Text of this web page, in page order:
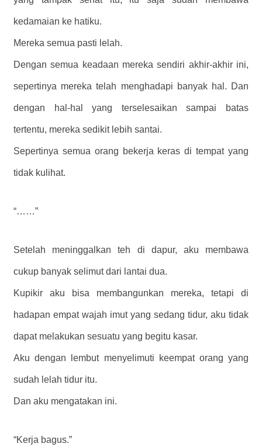
kedamaian ke hatiku.
Mereka semua pasti lelah.
Dengan semua keadaan mereka sendiri akhir-akhir ini,
sepertinya mereka telah menghadapi banyak hal. Dan
dengan hal-hal yang terselesaikan sampai batas
tertentu, mereka sedikit lebih santai.
Sepertinya semua orang bekerja keras di tempat yang
tidak kulihat.
“……”
Setelah meninggalkan teh di dapur, aku membawa
cukup banyak selimut dari lantai dua.
Kupikir aku bisa membangunkan mereka, tetapi di
hadapan empat wajah imut yang sedang tidur, aku tidak
dapat melakukan sesuatu yang begitu kasar.
Aku dengan lembut menyelimuti keempat orang yang
sudah lelah tidur itu.
Dan aku mengatakan ini.
“Kerja bagus.”